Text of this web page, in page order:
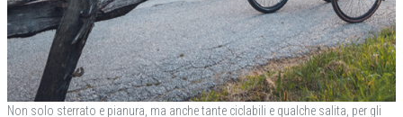
Non solo sterrato e pianura, ma anche tante ciclabili e qualche salita, per gli